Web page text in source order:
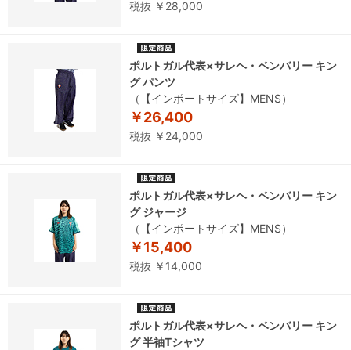
税抜 ￥28,000
ポルトガル代表×サレヘ・ベンバリー キン
グ パンツ
（【インポートサイズ】MENS）
￥26,400
税抜 ￥24,000
ポルトガル代表×サレヘ・ベンバリー キン
グ ジャージ
（【インポートサイズ】MENS）
￥15,400
税抜 ￥14,000
ポルトガル代表×サレヘ・ベンバリー キン
グ 半袖Tシャツ